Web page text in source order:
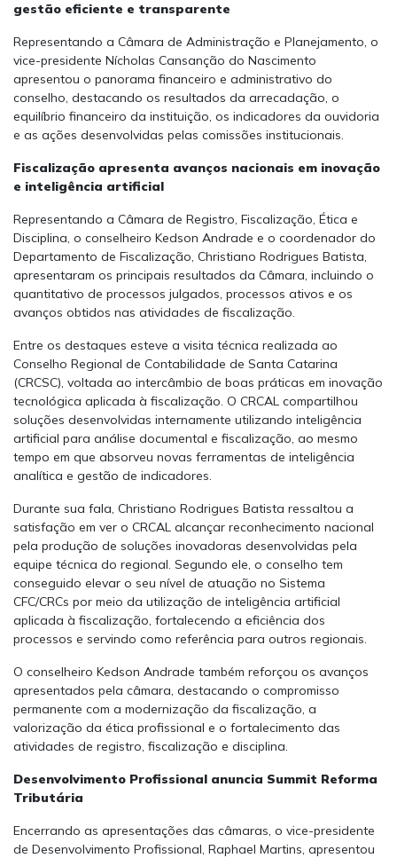
gestão eficiente e transparente
Representando a Câmara de Administração e Planejamento, o
vice-presidente Nícholas Cansanção do Nascimento
apresentou o panorama financeiro e administrativo do
conselho, destacando os resultados da arrecadação, o
equilíbrio financeiro da instituição, os indicadores da ouvidoria
e as ações desenvolvidas pelas comissões institucionais.
Fiscalização apresenta avanços nacionais em inovação
e inteligência artificial
Representando a Câmara de Registro, Fiscalização, Ética e
Disciplina, o conselheiro Kedson Andrade e o coordenador do
Departamento de Fiscalização, Christiano Rodrigues Batista,
apresentaram os principais resultados da Câmara, incluindo o
quantitativo de processos julgados, processos ativos e os
avanços obtidos nas atividades de fiscalização.
Entre os destaques esteve a visita técnica realizada ao
Conselho Regional de Contabilidade de Santa Catarina
(CRCSC), voltada ao intercâmbio de boas práticas em inovação
tecnológica aplicada à fiscalização. O CRCAL compartilhou
soluções desenvolvidas internamente utilizando inteligência
artificial para análise documental e fiscalização, ao mesmo
tempo em que absorveu novas ferramentas de inteligência
analítica e gestão de indicadores.
Durante sua fala, Christiano Rodrigues Batista ressaltou a
satisfação em ver o CRCAL alcançar reconhecimento nacional
pela produção de soluções inovadoras desenvolvidas pela
equipe técnica do regional. Segundo ele, o conselho tem
conseguido elevar o seu nível de atuação no Sistema
CFC/CRCs por meio da utilização de inteligência artificial
aplicada à fiscalização, fortalecendo a eficiência dos
processos e servindo como referência para outros regionais.
O conselheiro Kedson Andrade também reforçou os avanços
apresentados pela câmara, destacando o compromisso
permanente com a modernização da fiscalização, a
valorização da ética profissional e o fortalecimento das
atividades de registro, fiscalização e disciplina.
Desenvolvimento Profissional anuncia Summit Reforma
Tributária
Encerrando as apresentações das câmaras, o vice-presidente
de Desenvolvimento Profissional, Raphael Martins, apresentou